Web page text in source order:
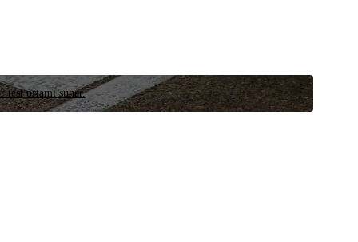
test ortamı sunar.